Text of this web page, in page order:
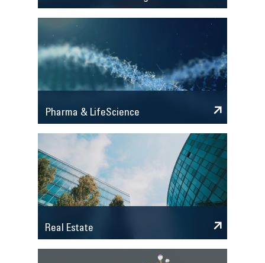
Pharma & LifeScience
Real Estate